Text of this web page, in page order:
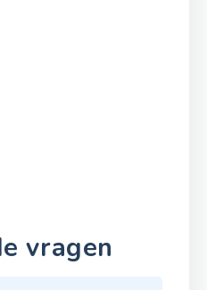
vragen